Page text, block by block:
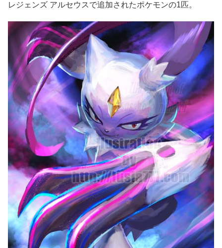
レジェンズ アルセウスで追加されたポケモンの1匹。